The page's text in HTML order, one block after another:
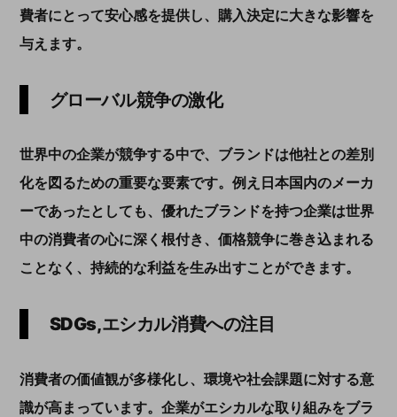
費者にとって安心感を提供し、購入決定に大きな影響を
与えます。
グローバル競争の激化
世界中の企業が競争する中で、ブランドは他社との差別
化を図るための重要な要素です。例え日本国内のメーカ
ーであったとしても、優れたブランドを持つ企業は世界
中の消費者の心に深く根付き、価格競争に巻き込まれる
ことなく、持続的な利益を生み出すことができます。
SDGs,エシカル消費への注目
消費者の価値観が多様化し、環境や社会課題に対する意
識が高まっています。企業がエシカルな取り組みをブラ